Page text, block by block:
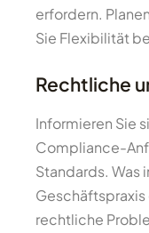
erfordern.
Sie Flexibilität
Rechtliche
Informieren Sie
Compliance-
Standards. Was
Geschäftspraxis
rechtliche